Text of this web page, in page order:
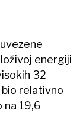
energiji
32
bio relativno
na 19,6